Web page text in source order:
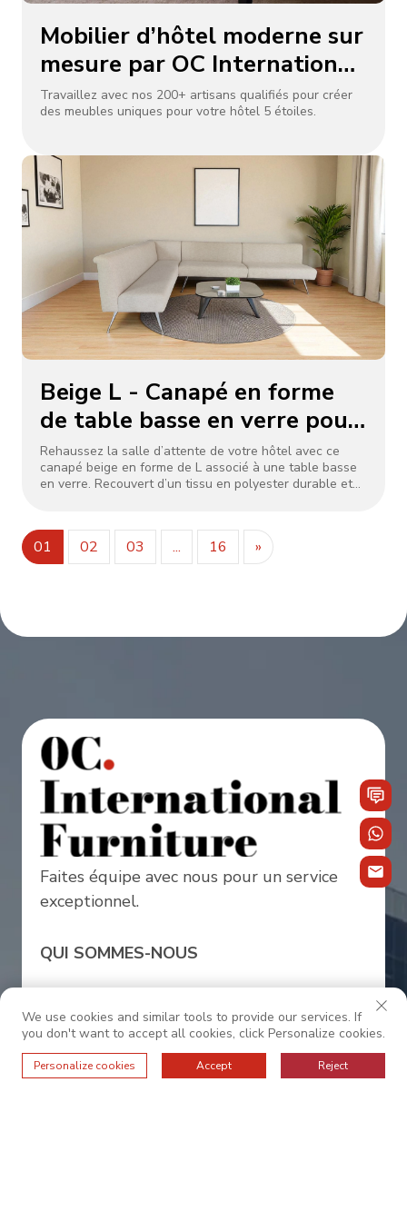
Mobilier d’hôtel moderne sur
mesure par OC International
| Tailles sur mesure,
construction en bois massif
et en métal
Travaillez avec nos 200+ artisans qualifiés pour créer
des meubles uniques pour votre hôtel 5 étoiles.
Beige L - Canapé en forme
de table basse en verre pour
salle d’attente d’hôtel
Rehaussez la salle d’attente de votre hôtel avec ce
canapé beige en forme de L associé à une table basse
en verre. Recouvert d’un tissu en polyester durable et
optimise les espaces d’angle. L’élégante table basse en
verre, soutenue par des pieds en métal, ajoute une
touche moderne et sert de surface pratique pour les
01 02 03 ... 16 »
Faites équipe avec nous pour un service
exceptionnel.
QUI SOMMES-NOUS
FAQ
PRODUITS
We use cookies and similar tools to provide our services. If
you don't want to accept all cookies, click Personalize cookies.
Personalize cookies Accept Reject